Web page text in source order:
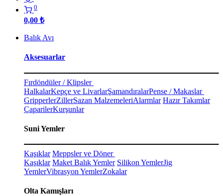
0
0,00 ₺
Balık Avı
Aksesuarlar
Fırdöndüler / Klipsler
HalkalarKepçe ve LivarlarŞamandıralarPense / Makaslar
GripperlerZillerSazan MalzemeleriAlarmlar Hazır Takımlar
ÇaparilerKurşunlar
Suni Yemler
Kaşıklar Meppsler ve Döner
Kaşıklar Maket Balık Yemler Silikon YemlerJig
YemlerVibrasyon YemlerZokalar
Olta Kamışları